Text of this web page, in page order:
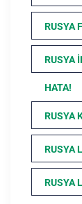
RUSYA
RUSYA
HATA!
RUSYA
RUSYA
RUSYA